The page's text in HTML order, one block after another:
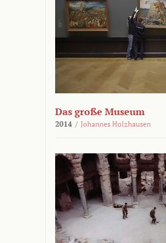
Das große Museum
2014 / Johannes Holzhausen